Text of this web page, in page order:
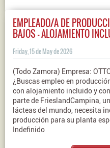
EMPLEADO/A DE
BAJOS - ALOJAMIENTO
Friday, 15 de May de 2026
(Todo Zamora) Empresa:
¿Buscas empleo en
con alojamiento incluido y
parte de FrieslandCampina,
lácteas del mundo, necesita
producción para su planta
Indefinido